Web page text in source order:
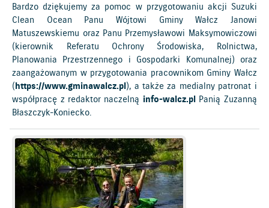
Bardzo dziękujemy za pomoc w przygotowaniu akcji Suzuki
Clean Ocean Panu Wójtowi Gminy Wałcz Janowi
Matuszewskiemu oraz Panu Przemysławowi Maksymowiczowi
(kierownik Referatu Ochrony Środowiska, Rolnictwa,
Planowania Przestrzennego i Gospodarki Komunalnej) oraz
zaangażowanym w przygotowania pracownikom Gminy Wałcz
(https://www.gminawalcz.pl), a także za medialny patronat i
współpracę z redaktor naczelną info-walcz.plPanią Zuzanną
Błaszczyk-Koniecko.